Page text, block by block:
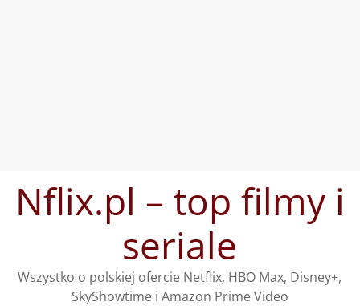
treściNflix.pl – top filmy i
seriale
Wszystko o polskiej ofercie Netflix, HBO Max, Disney+,
SkyShowtime i Amazon Prime Video